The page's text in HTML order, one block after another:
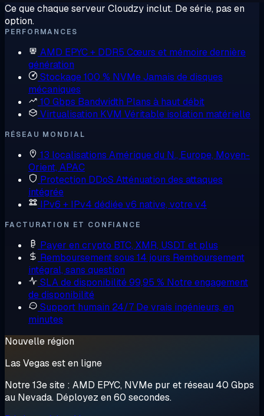
Ce que chaque serveur Cloudzy inclut. De série, pas en
option.
PERFORMANCES
AMD EPYC + DDR5 Cœurs et mémoire dernière
génération
Stockage 100 % NVMeJamais de disques
mécaniques
10 Gbps Bandwidth Plans à haut débit
Virtualisation KVM Véritable isolation matérielle
RÉSEAU MONDIAL
13 localisations Amérique du N., Europe, Moyen-
Orient, APAC
Protection DDoS Atténuation des attaques
intégrée
IPv6 + IPv4 dédiéev6 native, votre v4
FACTURATION ET CONFIANCE
Payer en crypto BTC, XMR, USDT et plus
Remboursement sous 14 jours Remboursement
intégral, sans question
SLA de disponibilité 99,95 % Notre engagement
de disponibilité
Support humain 24/7 De vrais ingénieurs, en
minutes
Nouvelle région
Las Vegas est en ligne
Notre 13e site : AMD EPYC, NVMe pur et réseau 40 Gbps
au Nevada. Déployez en 60 secondes.